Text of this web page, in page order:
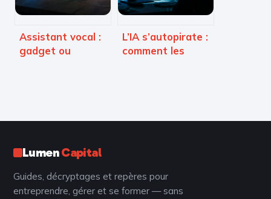
Assistant vocal :
gadget ou
L’IA s’autopirate :
comment les
protocoles de
LumenCapital
Guides, décryptages et repères pour
entreprendre, gérer et se former — sans